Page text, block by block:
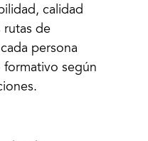
calidad
rutas de
persona
según